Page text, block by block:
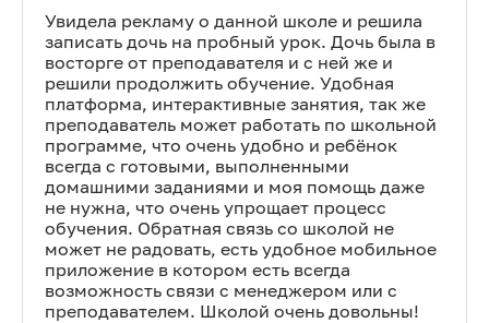
Увидела рекламу о данной школе и решила
записать дочь на пробный урок. Дочь была в
восторге от преподавателя и с ней же и
решили продолжить обучение. Удобная
платформа, интерактивные занятия, так же
преподаватель может работать по школьной
программе, что очень удобно и ребёнок
всегда с готовыми, выполненными
домашними заданиями и моя помощь даже
не нужна, что очень упрощает процесс
обучения. Обратная связь со школой не
может не радовать, есть удобное мобильное
приложение в котором есть всегда
возможность связи с менеджером или с
преподавателем. Школой очень довольны!